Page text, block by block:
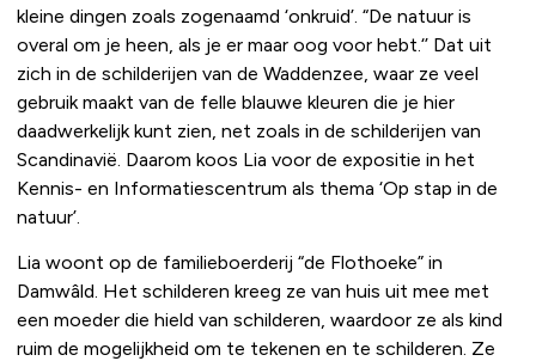
kleine dingen zoals zogenaamd ‘onkruid’. “De natuur is
overal om je heen, als je er maar oog voor hebt.‘’ Dat uit
zich in de schilderijen van de Waddenzee, waar ze veel
gebruik maakt van de felle blauwe kleuren die je hier
daadwerkelijk kunt zien, net zoals in de schilderijen van
Scandinavië. Daarom koos Lia voor de expositie in het
Kennis- en Informatiescentrum als thema ‘Op stap in de
natuur’.
Lia woont op de familieboerderij “de Flothoeke” in
Damwâld. Het schilderen kreeg ze van huis uit mee met
een moeder die hield van schilderen, waardoor ze als kind
ruim de mogelijkheid om te tekenen en te schilderen. Ze